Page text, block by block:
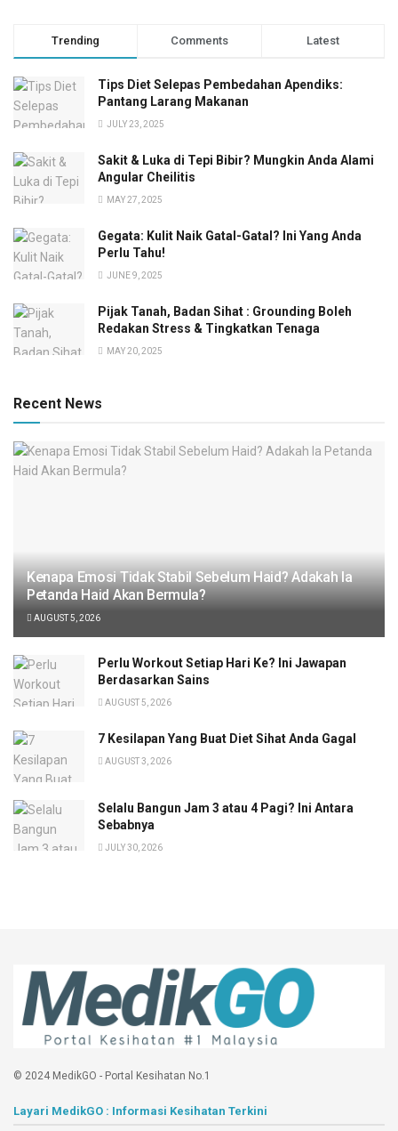
Trending Comments Latest
Tips Diet Selepas Pembedahan Apendiks:
Pantang Larang Makanan
JULY 23, 2025
Sakit & Luka di Tepi Bibir? Mungkin Anda Alami
Angular Cheilitis
MAY 27, 2025
Gegata: Kulit Naik Gatal-Gatal? Ini Yang Anda
Perlu Tahu!
JUNE 9, 2025
Pijak Tanah, Badan Sihat : Grounding Boleh
Redakan Stress & Tingkatkan Tenaga
MAY 20, 2025
Recent News
Kenapa Emosi Tidak Stabil Sebelum Haid? Adakah Ia
Petanda Haid Akan Bermula?
AUGUST 5, 2026
Perlu Workout Setiap Hari Ke? Ini Jawapan
Berdasarkan Sains
AUGUST 5, 2026
7 Kesilapan Yang Buat Diet Sihat Anda Gagal
AUGUST 3, 2026
Selalu Bangun Jam 3 atau 4 Pagi? Ini Antara
Sebabnya
JULY 30, 2026
© 2024 MedikGO - Portal Kesihatan No.1
Layari MedikGO : Informasi Kesihatan Terkini